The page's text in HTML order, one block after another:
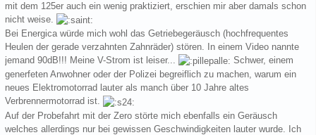
mit dem 125er auch ein wenig praktiziert, erschien mir aber damals schon
nicht weise.
Bei Energica würde mich wohl das Getriebegeräusch (hochfrequentes
Heulen der gerade verzahnten Zahnräder) stören. In einem Video nannte
jemand 90dB!!! Meine V-Strom ist leiser...
Schwer, einem
generfeten Anwohner oder der Polizei begreiflich zu machen, warum ein
neues Elektromotorrad lauter als manch über 10 Jahre altes
Verbrennermotorrad ist.
Auf der Probefahrt mit der Zero störte mich ebenfalls ein Geräusch
welches allerdings nur bei gewissen Geschwindigkeiten lauter wurde. Ich